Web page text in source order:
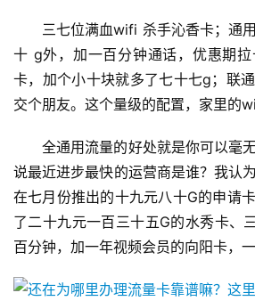
三七位满血wifi 杀手沁香卡；通
十 g外，加一百分钟通话，优惠期
卡，加个小十块就多了七十七g；联
交个朋友。这个量级的配置，家里的
全通用流量的好处就是你可以毫
说最近进步最快的运营商是谁？我认
在七月份推出的十九元八十G的申请
了二十九元一百三十五G的水秀卡、
百分钟，加一年视频会员的向阳卡，一